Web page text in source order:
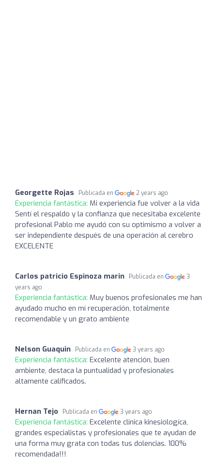
Georgette Rojas Publicada en 2 years ago
Experiencia fantástica: Mi experiencia fue volver a la vida
Sentí el respaldo y la confianza que necesitaba excelente
profesional Pablo me ayudó con su optimismo a volver a
ser independiente después de una operación al cerebro
EXCELENTE
Carlos patricio Espinoza marin Publicada en
3
years ago
Experiencia fantástica: Muy buenos profesionales me han
ayudado mucho en mí recuperación, totalmente
recomendable y un grato ambiente
Nelson Guaquin Publicada en 3 years ago
Experiencia fantástica: Excelente atención, buen
ambiente, destaca la puntualidad y profesionales
altamente calificados.
Hernan Tejo Publicada en 3 years ago
Experiencia fantástica: Excelente clinica kinesiologíca,
grandes especialistas y profesionales que te ayudan de
una forma muy grata con todas tus dolencias. 100%
recomendada!!!